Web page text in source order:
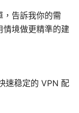
，告訴我你的需
情境做更精準的建
速稳定的 VPN 配